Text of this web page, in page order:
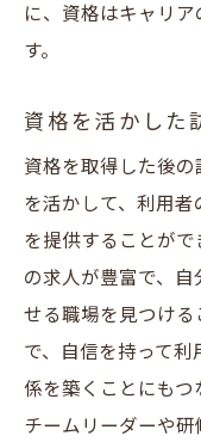
に、資格はキャリ
す。
資格を活かした
資格を取得した後
を活かして、利用
を提供することが
の求人が豊富で、
せる職場を見つける
で、自信を持って利
係を築くことにもつ
チームリーダーや